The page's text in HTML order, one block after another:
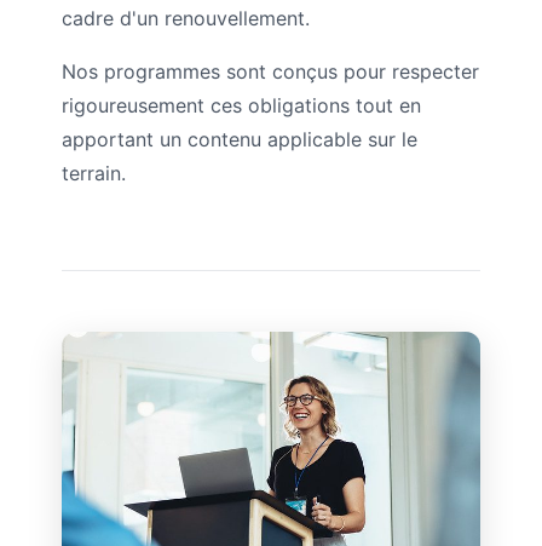
cadre d'un renouvellement.
Nos programmes sont conçus pour respecter
rigoureusement ces obligations tout en
apportant un contenu applicable sur le
terrain.